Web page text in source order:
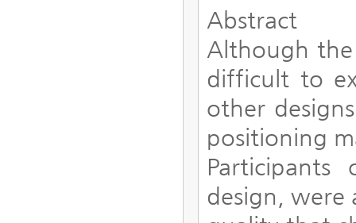
Abstract
Although
difficult to
other
positioning
design, were